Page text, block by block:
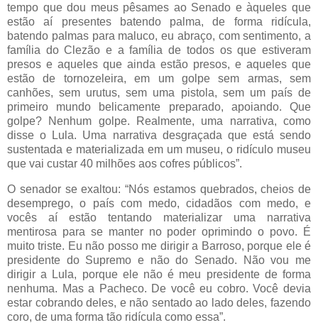
tempo que dou meus pêsames ao Senado e àqueles que
estão aí presentes batendo palma, de forma ridícula,
batendo palmas para maluco, eu abraço, com sentimento, a
família do Clezão e a família de todos os que estiveram
presos e aqueles que ainda estão presos, e aqueles que
estão de tornozeleira, em um golpe sem armas, sem
canhões, sem urutus, sem uma pistola, sem um país de
primeiro mundo belicamente preparado, apoiando. Que
golpe? Nenhum golpe. Realmente, uma narrativa, como
disse o Lula. Uma narrativa desgraçada que está sendo
sustentada e materializada em um museu, o ridículo museu
que vai custar 40 milhões aos cofres públicos”.
O senador se exaltou: “Nós estamos quebrados, cheios de
desemprego, o país com medo, cidadãos com medo, e
vocês aí estão tentando materializar uma narrativa
mentirosa para se manter no poder oprimindo o povo. É
muito triste. Eu não posso me dirigir a Barroso, porque ele é
presidente do Supremo e não do Senado. Não vou me
dirigir a Lula, porque ele não é meu presidente de forma
nenhuma. Mas a Pacheco. De você eu cobro. Você devia
estar cobrando deles, e não sentado ao lado deles, fazendo
coro, de uma forma tão ridícula como essa”.